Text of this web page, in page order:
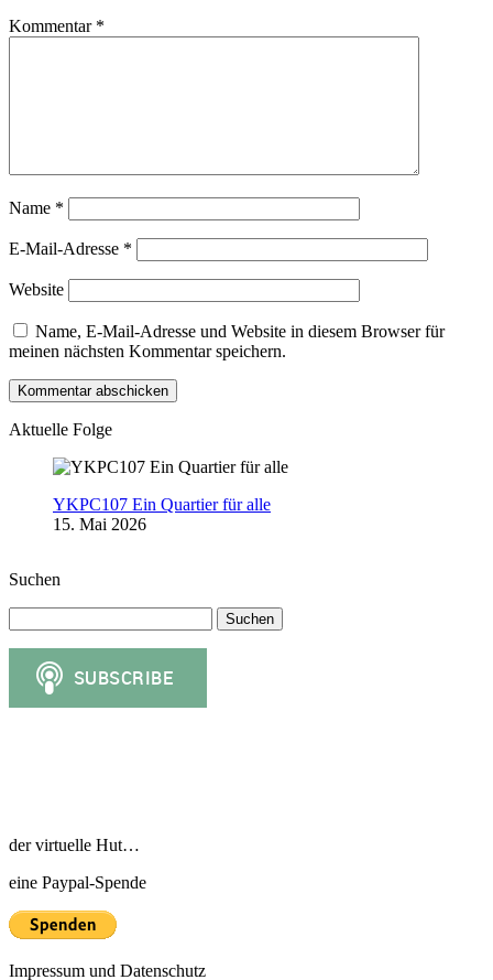
Kommentar *
Name *
E-Mail-Adresse *
Website
Name, E-Mail-Adresse und Website in diesem Browser für
meinen nächsten Kommentar speichern.
Aktuelle Folge
YKPC107 Ein Quartier für alle
15. Mai 2026
Suchen
nach:
der virtuelle Hut…
eine Paypal-Spende
Impressum und Datenschutz